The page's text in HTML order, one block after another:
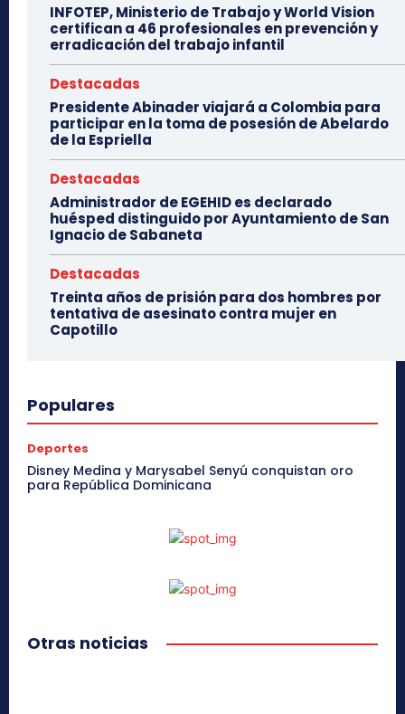
INFOTEP, Ministerio de Trabajo y World Vision
certifican a 46 profesionales en prevención y
erradicación del trabajo infantil
Destacadas
Presidente Abinader viajará a Colombia para
participar en la toma de posesión de Abelardo
de la Espriella
Destacadas
Administrador de EGEHID es declarado
huésped distinguido por Ayuntamiento de San
Ignacio de Sabaneta
Destacadas
Treinta años de prisión para dos hombres por
tentativa de asesinato contra mujer en
Capotillo
Populares
Deportes
Disney Medina y Marysabel Senyú conquistan oro
para República Dominicana
Otras noticias